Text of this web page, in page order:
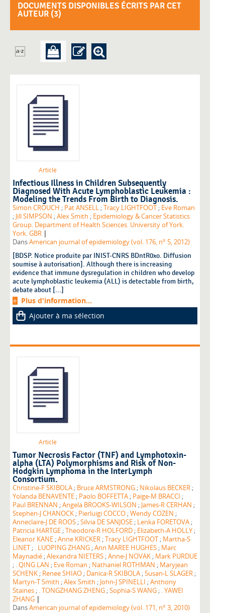
DOCUMENTS DISPONIBLES ÉCRITS PAR CET
AUTEUR (3)
Article
Infectious Illness in Children Subsequently
Diagnosed With Acute Lymphoblastic Leukemia :
Modeling the Trends From Birth to Diagnosis.
Simon CROUCH ; Pat ANSELL ;Tracy LIGHTFOOT ; Eve Roman
; Jill SIMPSON ;Alex Smith ; Epidemiology & Cancer Statistics
Group. Department of Health Sciences. University of York.
York. GBR |
DansAmerican journal of epidemiology (vol. 176, n° 5, 2012)
[BDSP. Notice produite par INIST-CNRS BDntR0xo. Diffusion
soumise à autorisation]. Although there is increasing
evidence that immune dysregulation in children who develop
acute lymphoblastic leukemia (ALL) is detectable from birth,
debate about [...]
Plus d'information...
Ajouter à ma sélection
Article
Tumor Necrosis Factor (TNF) and Lymphotoxin-
alpha (LTA) Polymorphisms and Risk of Non-
Hodgkin Lymphoma in the InterLymph
Consortium.
Christine-F SKIBOLA ; Bruce ARMSTRONG ; Nikolaus BECKER ;
Yolanda BENAVENTE ; Paolo BOFFETTA ; Paige-M BRACCI ;
Paul BRENNAN ;Angela BROOKS-WILSON ; James-R CERHAN ;
Stephen-J CHANOCK ; Pierluigi COCCO ;Wendy COZEN ;
Anneclaire-J DE ROOS ;Silvia DE SANJOSE ; Lenka FORETOVA ;
Patricia HARTGE ;Theodore-R HOLFORD ; Elizabeth-A HOLLY ;
Eleanor KANE ;Anne KRICKER ;Tracy LIGHTFOOT ; Martha-S
LINET ; . LUOPING ZHANG ;Ann MAREE HUGHES ; Marc
Maynadié ;Alexandra NIETERS ;Anne-J NOVAK ; Mark PURDUE
; . QING LAN ; Eve Roman ; Nathaniel ROTHMAN ; Maryjean
SCHENK ; Renee SHIAO ; Danica-R SKIBOLA ;Susan-L SLAGER ;
Martyn-T Smith ;Alex Smith ; John-J SPINELLI ;Anthony
Staines ; . TONGZHANG ZHENG ;Sophia-S WANG ; . YAWEI
ZHANG |
DansAmerican journal of epidemiology (vol. 171, n° 3, 2010)